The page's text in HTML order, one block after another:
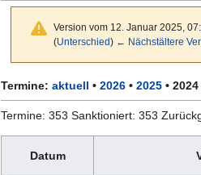
Version vom 12. Januar 2025,
(Unterschied) ← Nächstältere
Zur
Navigation
springen
Zur
Suche
springen
Termine: aktuell • 2026 • 2025 • 2024
Termine: 353 Sanktioniert: 353
Datum